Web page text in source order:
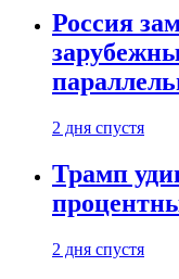
Россия
2 дня спустя
Трамп
2 дня спустя